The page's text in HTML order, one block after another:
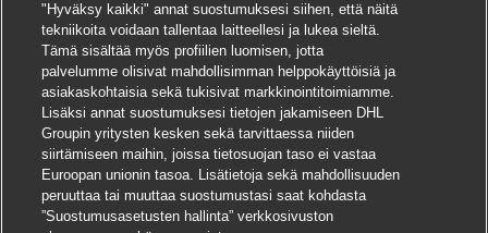
"Hyväksy kaikki" annat suostumuksesi siihen, että näitä
tekniikoita voidaan tallentaa laitteellesi ja lukea sieltä.
Tämä sisältää myös profiilien luomisen, jotta
palvelumme olisivat mahdollisimman helppokäyttöisiä ja
asiakaskohtaisia sekä tukisivat markkinointitoimiamme.
Lisäksi annat suostumuksesi tietojen jakamiseen DHL
Groupin yritysten kesken sekä tarvittaessa niiden
siirtämiseen maihin, joissa tietosuojan taso ei vastaa
Euroopan unionin tasoa. Lisätietoja sekä mahdollisuuden
peruuttaa tai muuttaa suostumustasi saat kohdasta
”Suostumusasetusten hallinta” verkkosivuston